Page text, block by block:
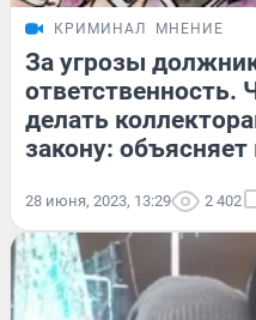
КРИМИНАЛ МНЕНИЕ
За угрозы
ответственность.
делать
закону:
28 июня, 2023, 13:29 2 402